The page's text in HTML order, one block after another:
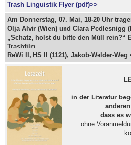
Trash Linguistik Flyer (pdf)>>
Am Donnerstag, 07. Mai, 18-20 Uhr
Olja Alvir (Wien) und Clara Podlesnigg
„Schatz, holst du bitte den Müll rein?“
Trashfilm
ReWi II, HS II (1121), Jakob-Welder-Weg
in der Literatur
dass es
ohne